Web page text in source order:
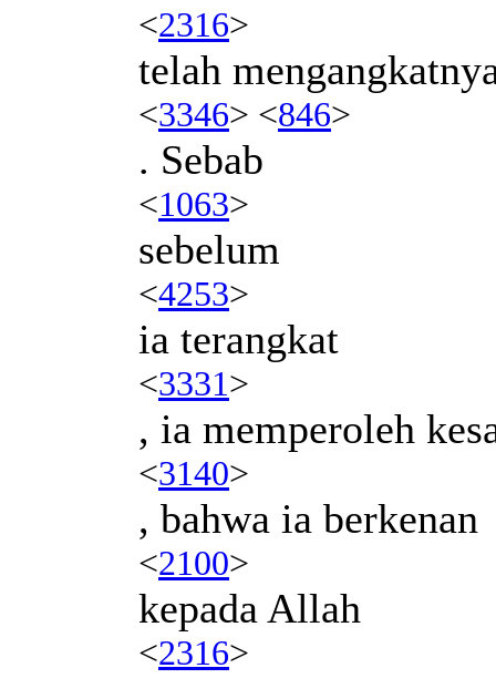
<2316>
telah
<3346> <846>
. Sebab
<1063>
sebelum
<4253>
ia terangkat
<3331>
, ia memperoleh
<3140>
, bahwa ia berkenan
<2100>
kepada Allah
<2316>